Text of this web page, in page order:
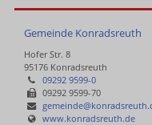
Gemeinde Konradsreuth
Hofer Str. 8
95176 Konradsreuth
09292 9599-0
09292 9599-70
www.konradsreuth.de